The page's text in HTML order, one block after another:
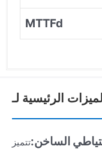
MTTFd
الساخن:تتميز Yokogawa F3LC11-1N S1 بوحدتي معالجة مركزيتين مع تحويل